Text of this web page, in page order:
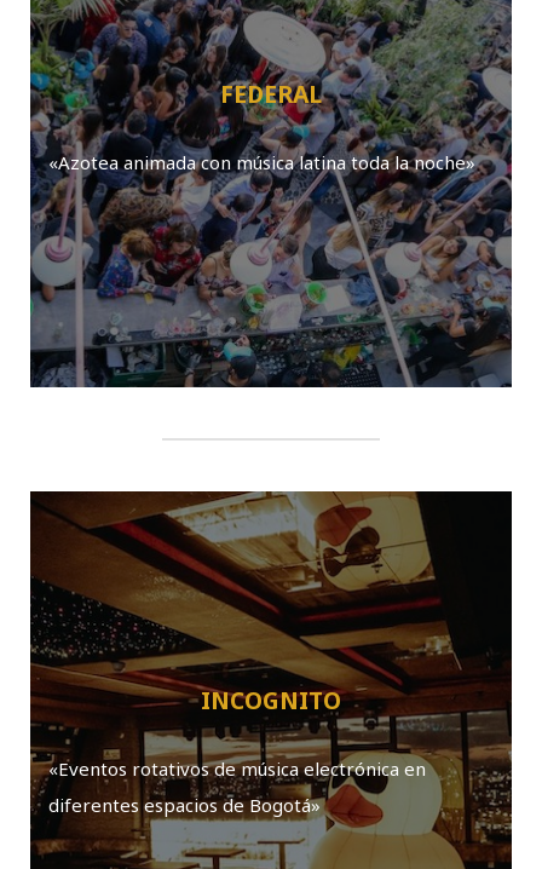
FEDERAL
«Azotea animada con música latina toda la noche»
INCOGNITO
«Eventos rotativos de música electrónica en
diferentes espacios de Bogotá»